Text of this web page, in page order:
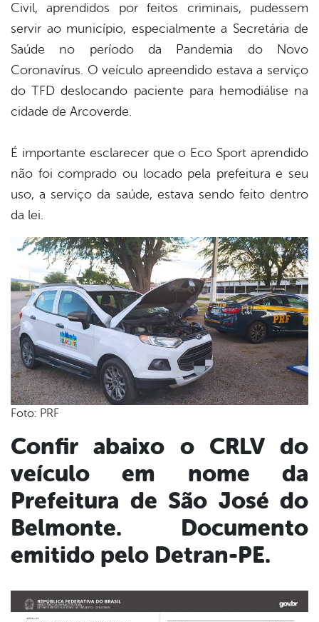
Civil, aprendidos por feitos criminais, pudessem
servir ao município, especialmente a Secretária de
Saúde no período da Pandemia do Novo
Coronavírus. O veículo apreendido estava a serviço
do TFD deslocando paciente para hemodiálise na
cidade de Arcoverde.
É importante esclarecer que o Eco Sport aprendido
não foi comprado ou locado pela prefeitura e seu
uso, a serviço da saúde, estava sendo feito dentro
da lei.
Foto: PRF
Confir abaixo o CRLV do
veículo em nome da
Prefeitura de São José do
Belmonte. Documento
emitido pelo Detran-PE.